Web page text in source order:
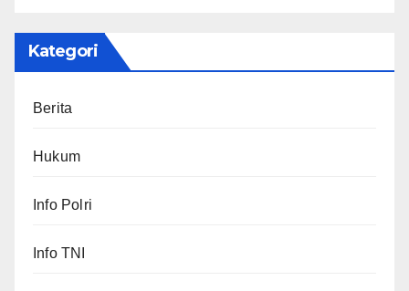
Kategori
Berita
Hukum
Info Polri
Info TNI